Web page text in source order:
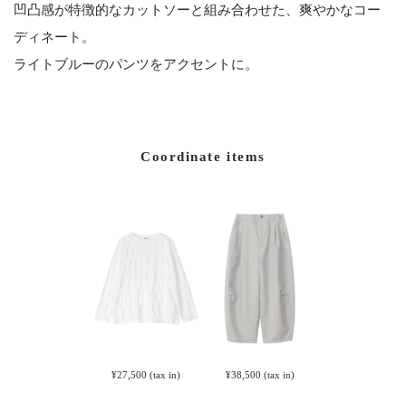
凹凸感が特徴的なカットソーと組み合わせた、爽やかなコー
ディネート。
ライトブルーのパンツをアクセントに。
Coordinate items
¥27,500 (tax in) ¥38,500 (tax in)